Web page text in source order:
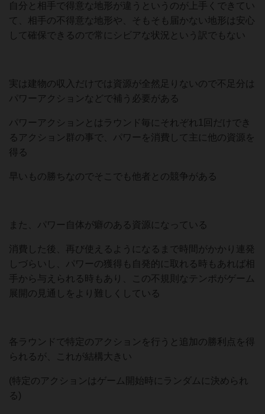
自分と相手で得意な地形が違うというのが上手くできてい
て、相手の不得意な地形や、そもそも届かない地形は安心
して確保できるので常にシビアな状況という訳でもない
実は建物の収入だけでは資源が全然足りないので不足分は
パワーアクションなどで補う必要がある
パワーアクションとはラウンド毎にそれぞれ1回だけでき
るアクション群の事で、パワーを消費して主に他の資源を
得る
早いもの勝ちなのでそこでも他者との競争がある
また、パワー自体が癖のある資源になっている
消費した後、再び使えるようになるまで時間がかかり連発
しづらいし、パワーの獲得も自発的に取れる時もあれば相
手から与えられる時もあり、この不規則なテンポがゲーム
展開の見通しをより難しくしている
各ラウンドで特定のアクションを行うと追加の勝利点を得
られるが、これが結構大きい
(特定のアクションはゲーム開始時にランダムに決められ
る)